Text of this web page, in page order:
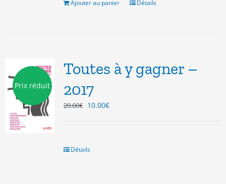
10.00€.5.00€.
Ajouter au panier Détails
Prix réduit
Toutes à y gagner –
2017
20.00€ Le
20.00€.
10.00€Le
Détails